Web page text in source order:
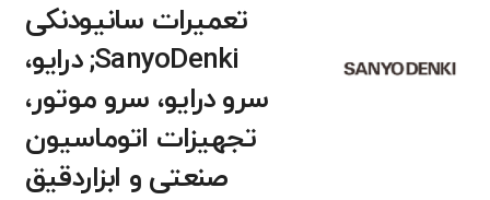
تعمیرات سانیودنکی
SanyoDenki; درایو،
سرو درایو، سرو موتور،
تجهیزات اتوماسیون
صنعتی و ابزاردقیق